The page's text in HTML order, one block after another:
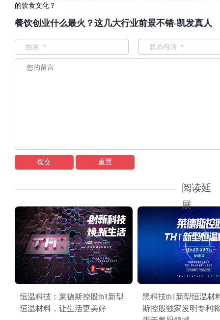
的饮食文化？
餐饮创业什么最火？这几大行业前景不错-凯发真人
提交 重置
阅读延
展
恒温科技：莱德斯控股th1新型
恒温材料，让生活更美好
黑科技th1新型恒温材
斯控股独家发明专利